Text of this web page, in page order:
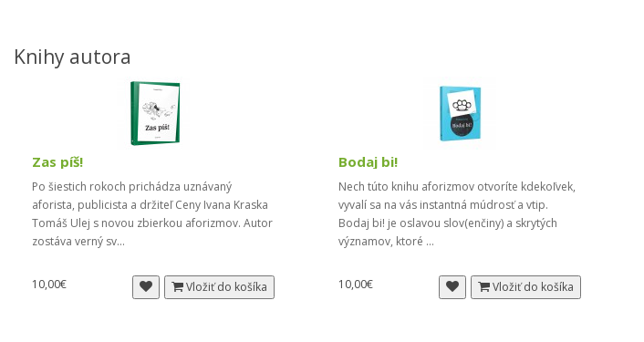
Knihy autora
Zas píš!
Po šiestich rokoch prichádza uznávaný
aforista, publicista a držiteľ Ceny Ivana Kraska
Tomáš Ulej s novou zbierkou aforizmov. Autor
zostáva verný sv...
10,00€ Vložiť do košíka
Bodaj bi!
Nech túto knihu aforizmov otvoríte kdekoľvek,
vyvalí sa na vás instantná múdrosť a vtip.
Bodaj bi! je oslavou slov(enčiny) a skrytých
významov, ktoré ...
10,00€ Vložiť do košíka